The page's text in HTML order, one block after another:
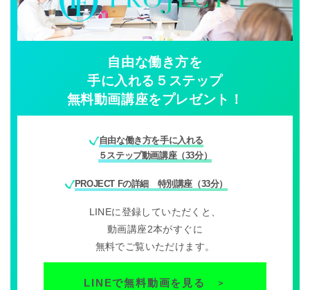
自由な働き方を
手に入れる５ステップ
無料動画講座をプレゼント！
自由な働き方を手に入れる
５ステップ動画講座（33分）
PROJECT Fの詳細 特別講座（33分）
LINEに登録していただくと、
動画講座2本がすぐに
無料でご覧いただけます。
LINEで無料動画を見る ＞